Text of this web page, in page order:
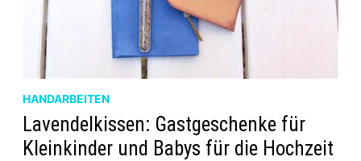
HANDARBEITEN
Lavendelkissen: Gastgeschenke für
Kleinkinder und Babys für die Hochzeit